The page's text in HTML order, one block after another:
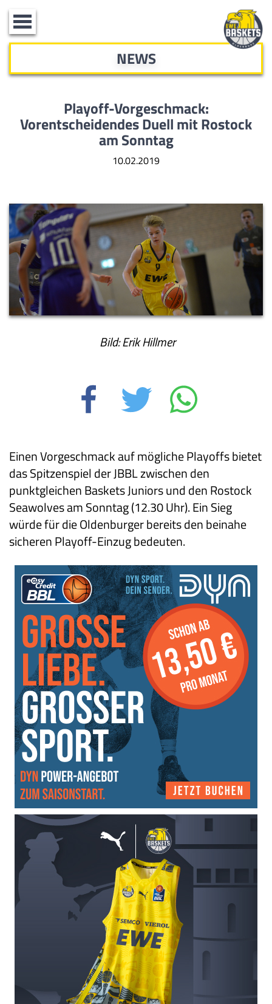
Toggle
navigation
NEWS
Playoff-Vorgeschmack:
Vorentscheidendes Duell mit Rostock
am Sonntag
10.02.2019
Bild: Erik Hillmer
Einen Vorgeschmack auf mögliche Playoffs bietet
das Spitzenspiel der JBBL zwischen den
punktgleichen Baskets Juniors und den Rostock
Seawolves am Sonntag (12.30 Uhr). Ein Sieg
würde für die Oldenburger bereits den beinahe
sicheren Playoff-Einzug bedeuten.